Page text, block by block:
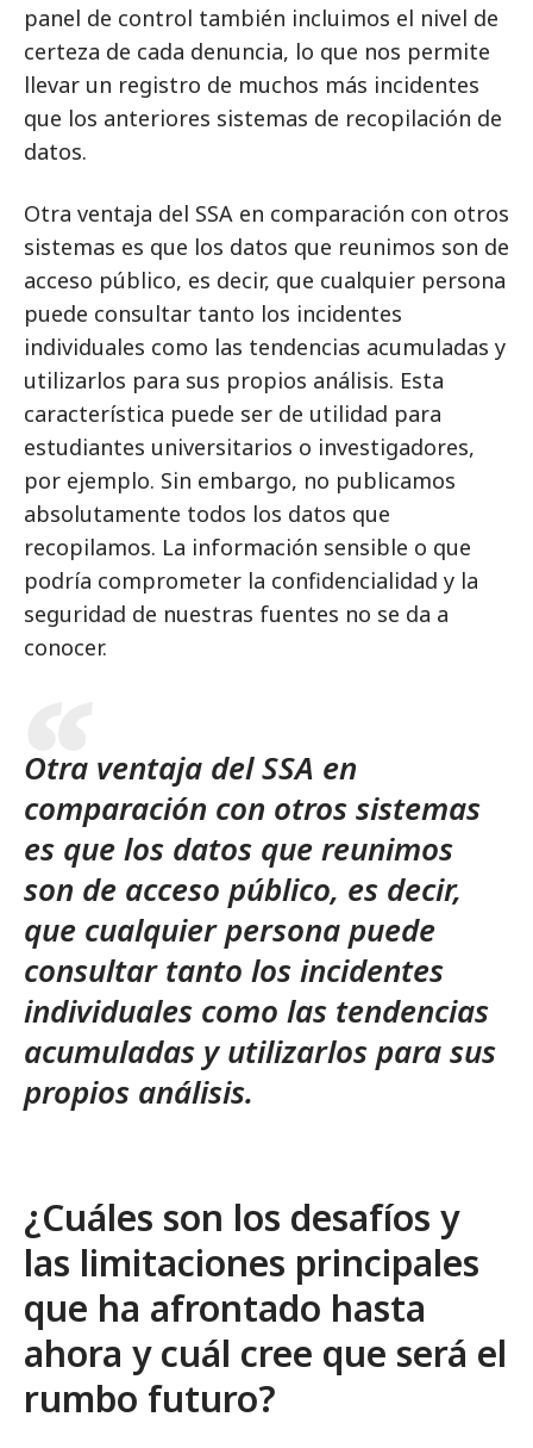
panel de control también incluimos el nivel de
certeza de cada denuncia, lo que nos permite
llevar un registro de muchos más incidentes
que los anteriores sistemas de recopilación de
datos.
Otra ventaja del SSA en comparación con otros
sistemas es que los datos que reunimos son de
acceso público, es decir, que cualquier persona
puede consultar tanto los incidentes
individuales como las tendencias acumuladas y
utilizarlos para sus propios análisis. Esta
característica puede ser de utilidad para
estudiantes universitarios o investigadores,
por ejemplo. Sin embargo, no publicamos
absolutamente todos los datos que
recopilamos. La información sensible o que
podría comprometer la confidencialidad y la
seguridad de nuestras fuentes no se da a
conocer.
Otra ventaja del SSA en
comparación con otros sistemas
es que los datos que reunimos
son de acceso público, es decir,
que cualquier persona puede
consultar tanto los incidentes
individuales como las tendencias
acumuladas y utilizarlos para sus
propios análisis.
¿Cuáles son los desafíos y
las limitaciones principales
que ha afrontado hasta
ahora y cuál cree que será el
rumbo futuro?